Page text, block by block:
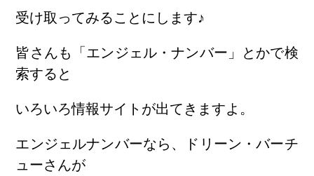
受け取ってみることにします♪
皆さんも「エンジェル・ナンバー」とかで検
索すると
いろいろ情報サイトが出てきますよ。
エンジェルナンバーなら、ドリーン・バーチ
ューさんが